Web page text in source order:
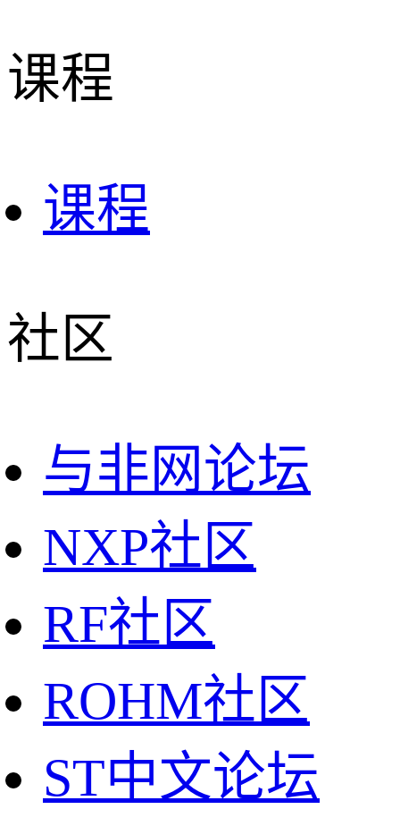
课程
课程
社区
与非网论坛
NXP社区
RF社区
ROHM社区
ST中文论坛